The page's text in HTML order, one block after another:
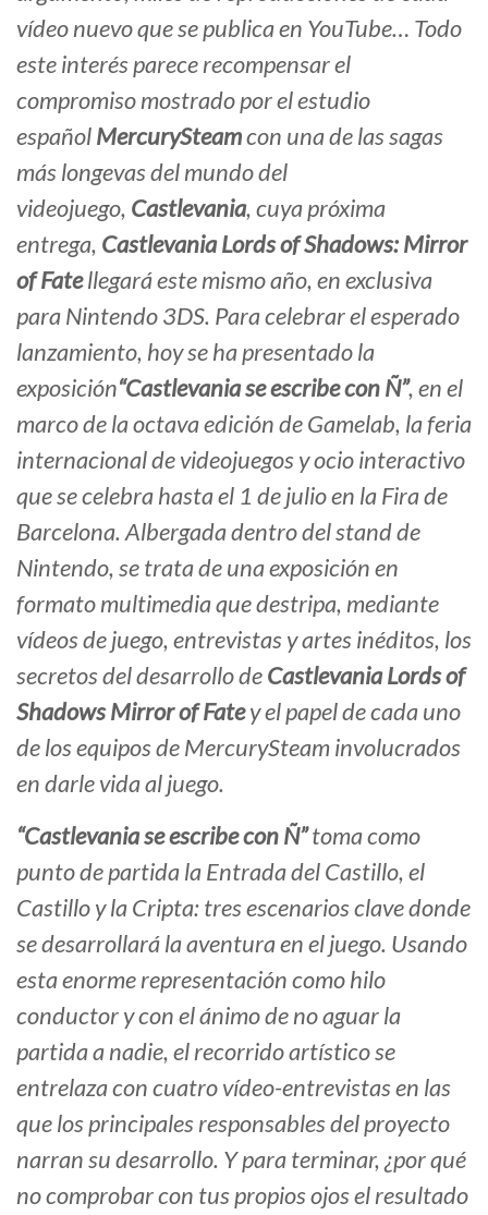
vídeo nuevo que se publica en YouTube… Todo
este interés parece recompensar el
compromiso mostrado por el estudio
españolMercurySteamcon una de las sagas
más longevas del mundo del
videojuego, Castlevania, cuya próxima
entrega, Castlevania Lords of Shadows: Mirror
of Fatellegará este mismo año, en exclusiva
para Nintendo 3DS. Para celebrar el esperado
lanzamiento, hoy se ha presentado la
exposición“Castlevania se escribe con Ñ”, en el
marco de la octava edición de Gamelab, la feria
internacional de videojuegos y ocio interactivo
que se celebra hasta el 1 de julio en la Fira de
Barcelona. Albergada dentro del stand de
Nintendo, se trata de una exposición en
formato multimedia que destripa, mediante
vídeos de juego, entrevistas y artes inéditos, los
secretos del desarrollo deCastlevania Lords of
Shadows Mirror of Fatey el papel de cada uno
de los equipos de MercurySteam involucrados
en darle vida al juego.
“Castlevania se escribe con Ñ”toma como
punto de partida la Entrada del Castillo, el
Castillo y la Cripta: tres escenarios clave donde
se desarrollará la aventura en el juego. Usando
esta enorme representación como hilo
conductor y con el ánimo de no aguar la
partida a nadie, el recorrido artístico se
entrelaza con cuatro vídeo-entrevistas en las
que los principales responsables del proyecto
narran su desarrollo. Y para terminar, ¿por qué
no comprobar con tus propios ojos el resultado